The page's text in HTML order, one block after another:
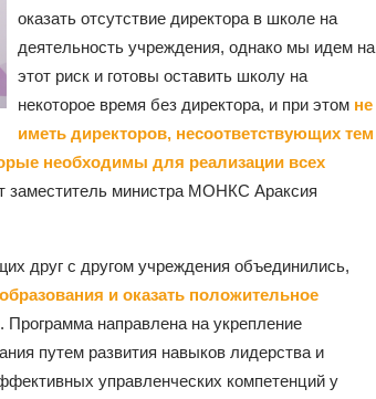
оказать отсутствие директора в школе на
деятельность учреждения, однако мы идем на
этот риск и готовы оставить школу на
некоторое время без директора, и при этом не
иметь директоров, несоответствующих тем
необходимы для реализации всех
заместитель министра МОНКС Араксия
друг с другом учреждения объединились,
и оказать положительное
. Программа направлена ​​на укрепление
путем развития навыков лидерства и
управленческих компетенций у